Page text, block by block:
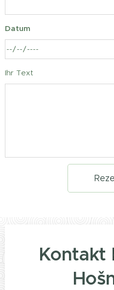
Datum
Ihr Text
Kontakt